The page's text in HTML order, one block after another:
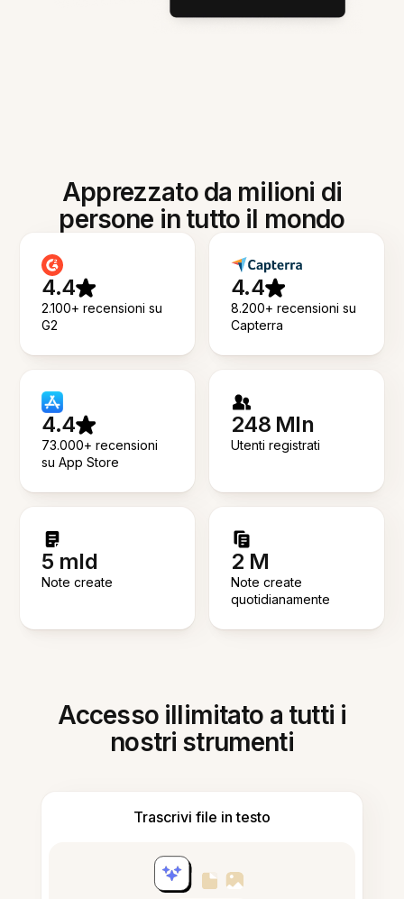
Apprezzato da milioni di
persone in tutto il mondo
4.4
2.100+ recensioni su
G2
4.4
8.200+ recensioni su
Capterra
4.4
73.000+ recensioni
su App Store
248 Mln
Utenti registrati
5 mld
Note create
2 M
Note create
quotidianamente
Accesso illimitato a tutti i
nostri strumenti
Trascrivi file in testo